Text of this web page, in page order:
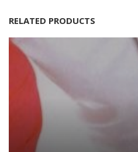
RELATED PRODUCTS